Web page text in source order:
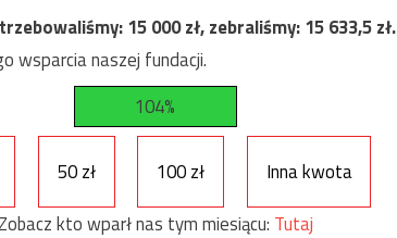
15 000zł, zebraliśmy:15 633,5zł.
wsparcia naszej fundacji.
104%
50 zł 100 zł
Inna kwota
kto wparł nas tym miesiącu: Tutaj